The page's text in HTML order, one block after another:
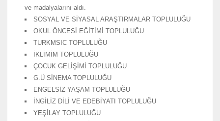
ve madalyalarını aldı.
SOSYAL VE SİYASAL ARAŞTIRMALAR TOPLULUĞU
OKUL ÖNCESİ EĞİTİMİ TOPLULUĞU
TURKMSIC TOPLULUĞU
İKLİMİM TOPLULUĞU
ÇOCUK GELİŞİMİ TOPLULUĞU
G.Ü SİNEMA TOPLULUĞU
ENGELSİZ YAŞAM TOPLULUĞU
İNGİLİZ DİLİ VE EDEBİYATI TOPLULUĞU
YEŞİLAY TOPLULUĞU